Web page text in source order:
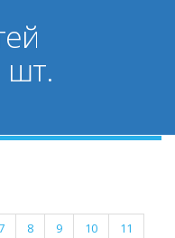
шт.
8 9 10
11